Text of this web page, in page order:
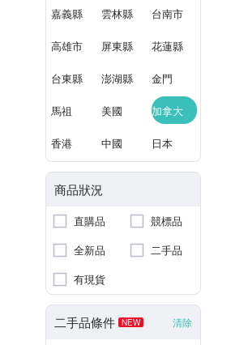
嘉義縣 雲林縣 台南市
高雄市 屏東縣 花蓮縣
台東縣 澎湖縣 金門
馬祖 美國 加拿大
香港 中國 日本
商品狀況
直購品
競標品
全新品
二手品
有現貨
二手品條件 NEW 清除